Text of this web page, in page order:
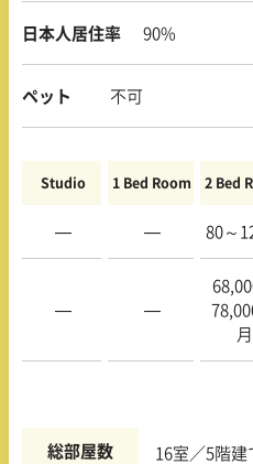
日本人居住率 90%
ペット 不可
Studio 1 Bed Room 2 Bed
— — 80～
— —
月
総部屋数 16室／5階建